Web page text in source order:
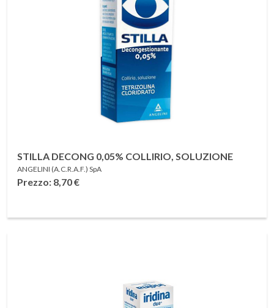
STILLA DECONG 0,05% COLLIRIO, SOLUZIONE
ANGELINI (A.C.R.A.F.) SpA
Prezzo: 8,70€